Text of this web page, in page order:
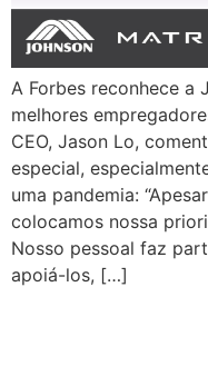
A Forbes reconhece a
melhores
CEO, Jason Lo,
especial,
uma pandemia:
colocamos nossa
Nosso pessoal faz
apoiá-los, […]